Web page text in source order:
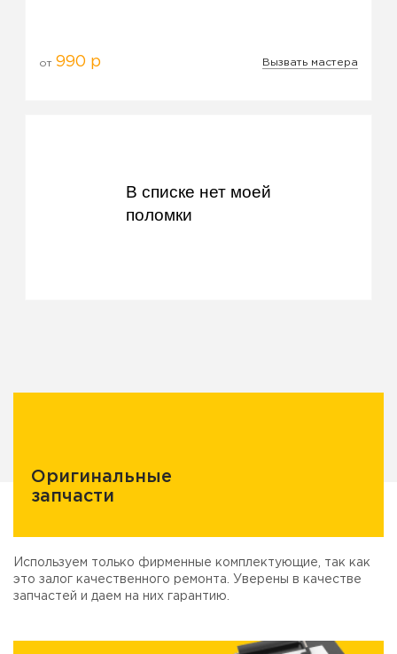
от990 р Вызвать мастера
В списке нет моей
поломки
Оригинальные
запчасти
Используем только фирменные комплектующие, так как
это залог качественного ремонта. Уверены в качестве
запчастей и даем на них гарантию.